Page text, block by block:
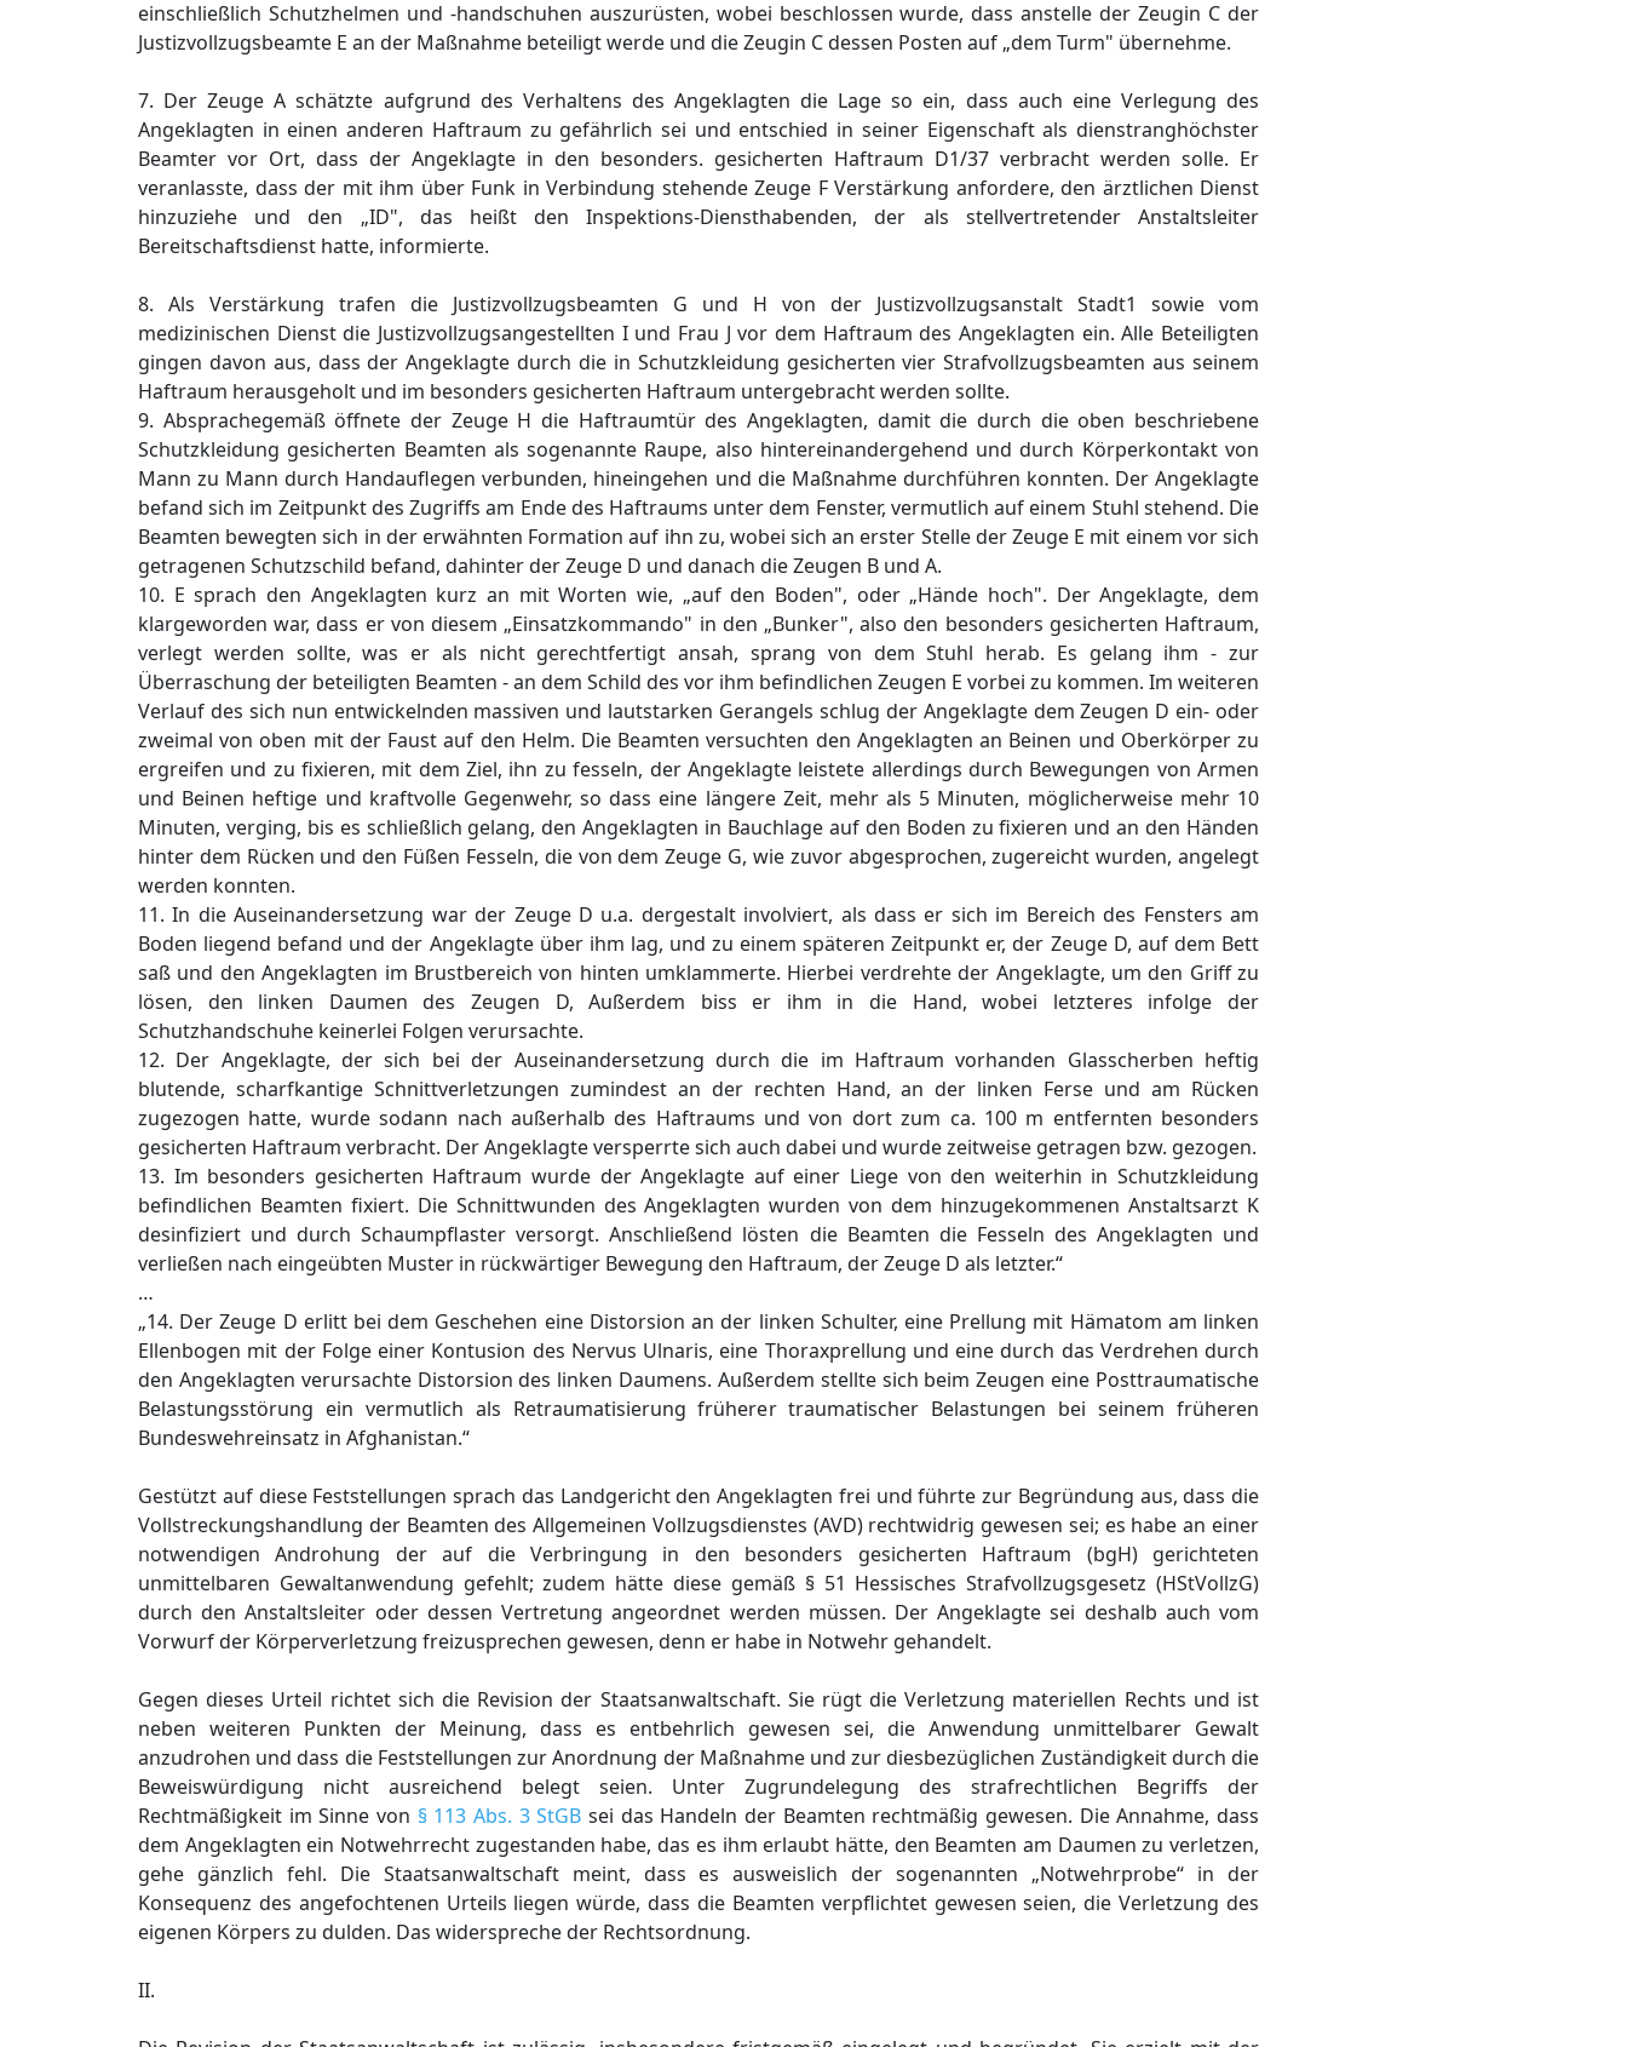
einschließlich Schutzhelmen und -handschuhen auszurüsten, wobei beschlossen wurde, dass anstelle der Zeugin C der
Justizvollzugsbeamte E an der Maßnahme beteiligt werde und die Zeugin C dessen Posten auf „dem Turm" übernehme.
7. Der Zeuge A schätzte aufgrund des Verhaltens des Angeklagten die Lage so ein, dass auch eine Verlegung des
Angeklagten in einen anderen Haftraum zu gefährlich sei und entschied in seiner Eigenschaft als dienstranghöchster
Beamter vor Ort, dass der Angeklagte in den besonders. gesicherten Haftraum D1/37 verbracht werden solle. Er
veranlasste, dass der mit ihm über Funk in Verbindung stehende Zeuge F Verstärkung anfordere, den ärztlichen Dienst
hinzuziehe und den „ID", das heißt den Inspektions-Diensthabenden, der als stellvertretender Anstaltsleiter
Bereitschaftsdienst hatte, informierte.
8. Als Verstärkung trafen die Justizvollzugsbeamten G und H von der Justizvollzugsanstalt Stadt1 sowie vom
medizinischen Dienst die Justizvollzugsangestellten I und Frau J vor dem Haftraum des Angeklagten ein. Alle Beteiligten
gingen davon aus, dass der Angeklagte durch die in Schutzkleidung gesicherten vier Strafvollzugsbeamten aus seinem
Haftraum herausgeholt und im besonders gesicherten Haftraum untergebracht werden sollte.
9. Absprachegemäß öffnete der Zeuge H die Haftraumtür des Angeklagten, damit die durch die oben beschriebene
Schutzkleidung gesicherten Beamten als sogenannte Raupe, also hintereinandergehend und durch Körperkontakt von
Mann zu Mann durch Handauflegen verbunden, hineingehen und die Maßnahme durchführen konnten. Der Angeklagte
befand sich im Zeitpunkt des Zugriffs am Ende des Haftraums unter dem Fenster, vermutlich auf einem Stuhl stehend. Die
Beamten bewegten sich in der erwähnten Formation auf ihn zu, wobei sich an erster Stelle der Zeuge E mit einem vor sich
getragenen Schutzschild befand, dahinter der Zeuge D und danach die Zeugen B und A.
10. E sprach den Angeklagten kurz an mit Worten wie, „auf den Boden", oder „Hände hoch". Der Angeklagte, dem
klargeworden war, dass er von diesem „Einsatzkommando" in den „Bunker", also den besonders gesicherten Haftraum,
verlegt werden sollte, was er als nicht gerechtfertigt ansah, sprang von dem Stuhl herab. Es gelang ihm - zur
Überraschung der beteiligten Beamten - an dem Schild des vor ihm befindlichen Zeugen E vorbei zu kommen. Im weiteren
Verlauf des sich nun entwickelnden massiven und lautstarken Gerangels schlug der Angeklagte dem Zeugen D ein- oder
zweimal von oben mit der Faust auf den Helm. Die Beamten versuchten den Angeklagten an Beinen und Oberkörper zu
ergreifen und zu fixieren, mit dem Ziel, ihn zu fesseln, der Angeklagte leistete allerdings durch Bewegungen von Armen
und Beinen heftige und kraftvolle Gegenwehr, so dass eine längere Zeit, mehr als 5 Minuten, möglicherweise mehr 10
Minuten, verging, bis es schließlich gelang, den Angeklagten in Bauchlage auf den Boden zu fixieren und an den Händen
hinter dem Rücken und den Füßen Fesseln, die von dem Zeuge G, wie zuvor abgesprochen, zugereicht wurden, angelegt
werden konnten.
11. In die Auseinandersetzung war der Zeuge D u.a. dergestalt involviert, als dass er sich im Bereich des Fensters am
Boden liegend befand und der Angeklagte über ihm lag, und zu einem späteren Zeitpunkt er, der Zeuge D, auf dem Bett
saß und den Angeklagten im Brustbereich von hinten umklammerte. Hierbei verdrehte der Angeklagte, um den Griff zu
lösen, den linken Daumen des Zeugen D, Außerdem biss er ihm in die Hand, wobei letzteres infolge der
Schutzhandschuhe keinerlei Folgen verursachte.
12. Der Angeklagte, der sich bei der Auseinandersetzung durch die im Haftraum vorhanden Glasscherben heftig
blutende, scharfkantige Schnittverletzungen zumindest an der rechten Hand, an der linken Ferse und am Rücken
zugezogen hatte, wurde sodann nach außerhalb des Haftraums und von dort zum ca. 100 m entfernten besonders
gesicherten Haftraum verbracht. Der Angeklagte versperrte sich auch dabei und wurde zeitweise getragen bzw. gezogen.
13. Im besonders gesicherten Haftraum wurde der Angeklagte auf einer Liege von den weiterhin in Schutzkleidung
befindlichen Beamten fixiert. Die Schnittwunden des Angeklagten wurden von dem hinzugekommenen Anstaltsarzt K
desinfiziert und durch Schaumpflaster versorgt. Anschließend lösten die Beamten die Fesseln des Angeklagten und
verließen nach eingeübten Muster in rückwärtiger Bewegung den Haftraum, der Zeuge D als letzter.“
…
„14. Der Zeuge D erlitt bei dem Geschehen eine Distorsion an der linken Schulter, eine Prellung mit Hämatom am linken
Ellenbogen mit der Folge einer Kontusion des Nervus Ulnaris, eine Thoraxprellung und eine durch das Verdrehen durch
den Angeklagten verursachte Distorsion des linken Daumens. Außerdem stellte sich beim Zeugen eine Posttraumatische
Belastungsstörung ein vermutlich als Retraumatisierung früherer traumatischer Belastungen bei seinem früheren
Bundeswehreinsatz in Afghanistan.“
Gestützt auf diese Feststellungen sprach das Landgericht den Angeklagten frei und führte zur Begründung aus, dass die
Vollstreckungshandlung der Beamten des Allgemeinen Vollzugsdienstes (AVD) rechtwidrig gewesen sei; es habe an einer
notwendigen Androhung der auf die Verbringung in den besonders gesicherten Haftraum (bgH) gerichteten
unmittelbaren Gewaltanwendung gefehlt; zudem hätte diese gemäß § 51 Hessisches Strafvollzugsgesetz (HStVollzG)
durch den Anstaltsleiter oder dessen Vertretung angeordnet werden müssen. Der Angeklagte sei deshalb auch vom
Vorwurf der Körperverletzung freizusprechen gewesen, denn er habe in Notwehr gehandelt.
Gegen dieses Urteil richtet sich die Revision der Staatsanwaltschaft. Sie rügt die Verletzung materiellen Rechts und ist
neben weiteren Punkten der Meinung, dass es entbehrlich gewesen sei, die Anwendung unmittelbarer Gewalt
anzudrohen und dass die Feststellungen zur Anordnung der Maßnahme und zur diesbezüglichen Zuständigkeit durch die
Beweiswürdigung nicht ausreichend belegt seien. Unter Zugrundelegung des strafrechtlichen Begriffs der
Rechtmäßigkeit im Sinne von § 113 Abs. 3 StGB sei das Handeln der Beamten rechtmäßig gewesen. Die Annahme, dass
dem Angeklagten ein Notwehrrecht zugestanden habe, das es ihm erlaubt hätte, den Beamten am Daumen zu verletzen,
gehe gänzlich fehl. Die Staatsanwaltschaft meint, dass es ausweislich der sogenannten „Notwehrprobe“ in der
Konsequenz des angefochtenen Urteils liegen würde, dass die Beamten verpflichtet gewesen seien, die Verletzung des
eigenen Körpers zu dulden. Das widerspreche der Rechtsordnung.
II.